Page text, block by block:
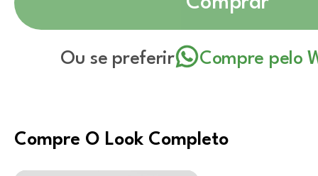
Ou se preferir Compre pelo
Compre O Look Completo